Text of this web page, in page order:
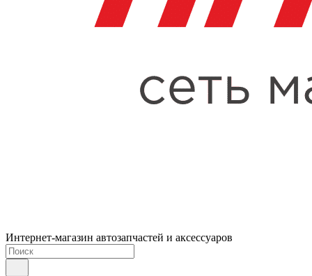
Интернет-магазин автозапчастей и аксессуаров